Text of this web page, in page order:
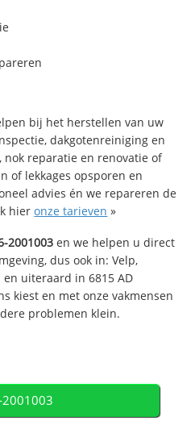
bij het herstellen van uw
dakgotenreiniging en
nok reparatie en renovatie of
of lekkages opsporen en
advies én we repareren de
hieronze tarieven »
2001003 en we helpen u direct
dus ook in: Velp,
en uiteraard in 6815 AD
kiest en met onze vakmensen
problemen klein.